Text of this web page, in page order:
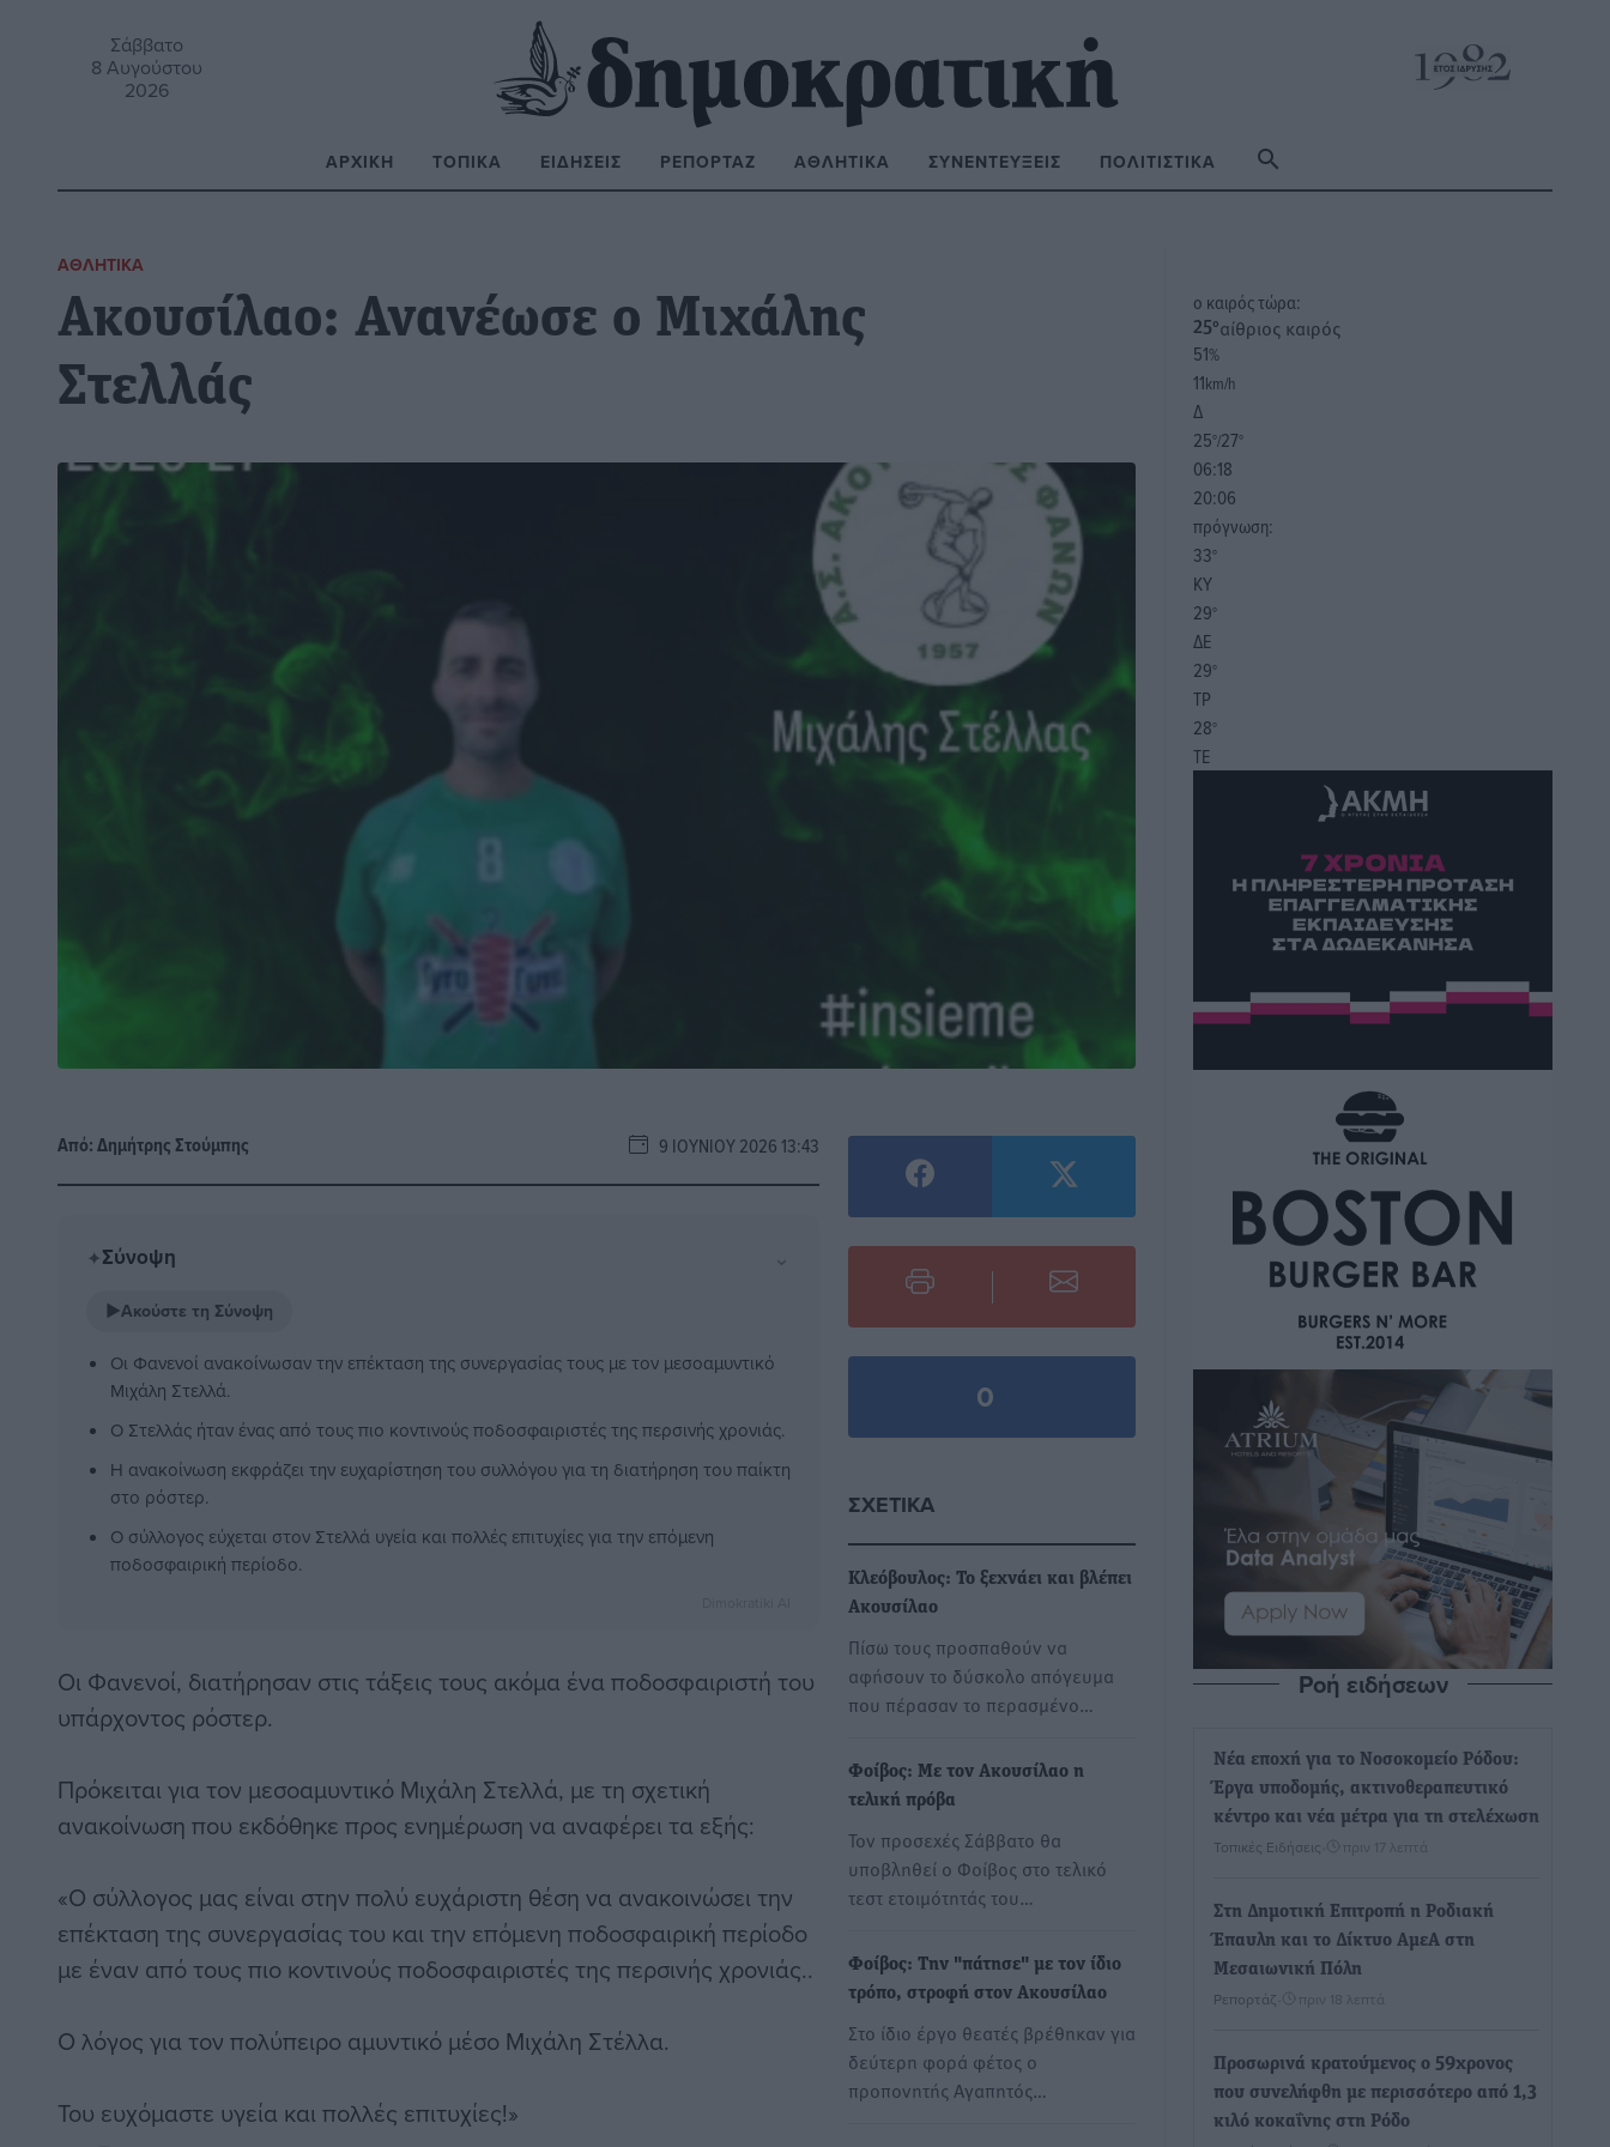
Σάββατο
8 Αυγούστου
2026
ΑΡΧΙΚΉ ΤΟΠΙΚΆ ΕΙΔΉΣΕΙΣ ΡΕΠΟΡΤΆΖ ΑΘΛΗΤΙΚΆ ΣΥΝΕΝΤΕΎΞΕΙΣ ΠΟΛΙΤΙΣΤΙΚΆ
ΑΘΛΗΤΙΚΆ
Ακουσίλαο: Ανανέωσε ο Μιχάλης
Στελλάς
Από:Δημήτρης Στούμπης 9 ΙΟΥΝΊΟΥ 2026 13:43
✦Σύνοψη ⌄
▶Ακούστε τη Σύνοψη
Οι Φανενοί ανακοίνωσαν την επέκταση της συνεργασίας τους με τον μεσοαμυντικό
Μιχάλη Στελλά.
Ο Στελλάς ήταν ένας από τους πιο κοντινούς ποδοσφαιριστές της περσινής χρονιάς.
Η ανακοίνωση εκφράζει την ευχαρίστηση του συλλόγου για τη διατήρηση του παίκτη
στο ρόστερ.
Ο σύλλογος εύχεται στον Στελλά υγεία και πολλές επιτυχίες για την επόμενη
ποδοσφαιρική περίοδο.
Οι Φανενοί, διατήρησαν στις τάξεις τους ακόμα ένα ποδοσφαιριστή του
υπάρχοντος ρόστερ.
Πρόκειται για τον μεσοαμυντικό Μιχάλη Στελλά, με τη σχετική
ανακοίνωση που εκδόθηκε προς ενημέρωση να αναφέρει τα εξής:
«Ο σύλλογος μας είναι στην πολύ ευχάριστη θέση να ανακοινώσει την
επέκταση της συνεργασίας του και την επόμενη ποδοσφαιρική περίοδο
με έναν από τους πιο κοντινούς ποδοσφαιριστές της περσινής χρονιάς..
Ο λόγος για τον πολύπειρο αμυντικό μέσο Μιχάλη Στέλλα.
Του ευχόμαστε υγεία και πολλές επιτυχίες!»
0
ΣΧΕΤΙΚΆ
Κλεόβουλος: Το ξεχνάει και βλέπει
Ακουσίλαο
Πίσω τους προσπαθούν να
αφήσουν το δύσκολο απόγευμα
που πέρασαν το περασμένο…
Φοίβος: Με τον Ακουσίλαο η
τελική πρόβα
Τον προσεχές Σάββατο θα
υποβληθεί ο Φοίβος στο τελικό
τεστ ετοιμότητάς του…
Φοίβος: Την "πάτησε" με τον ίδιο
τρόπο, στροφή στον Ακουσίλαο
Στο ίδιο έργο θεατές βρέθηκαν για
δεύτερη φορά φέτος ο
προπονητής Αγαπητός…
o καιρός τώρα:
25°αίθριος καιρός
51%
11km/h
Δ
25°/27°
06:18
20:06
πρόγνωση:
33°
ΚΥ
29°
ΔΕ
29°
ΤΡ
28°
ΤΕ
Ροή ειδήσεων
Νέα εποχή για το Νοσοκομείο Ρόδου:
Έργα υποδομής, ακτινοθεραπευτικό
κέντρο και νέα μέτρα για τη στελέχωση
Τοπικές Ειδήσεις πριν 17 λεπτά
Στη Δημοτική Επιτροπή η Ροδιακή
Έπαυλη και το Δίκτυο ΑμεΑ στη
Μεσαιωνική Πόλη
Ρεπορτάζ πριν 18 λεπτά
Προσωρινά κρατούμενος ο 59χρονος
που συνελήφθη με περισσότερο από 1,3
κιλό κοκαΐνης στη Ρόδο